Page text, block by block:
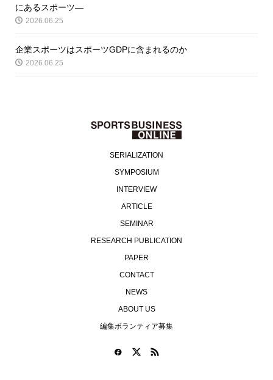
にあるスポーツ―
2026.06.25
企業スポーツはスポーツGDPに含まれるのか
2026.06.25
SERIALIZATION
SYMPOSIUM
INTERVIEW
ARTICLE
SEMINAR
RESEARCH PUBLICATION
PAPER
CONTACT
NEWS
ABOUT US
編集ボランティア募集